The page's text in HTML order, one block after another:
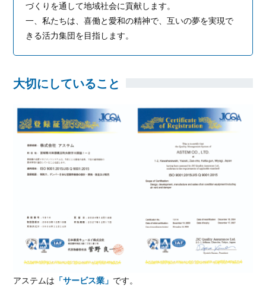
づくりを通して地域社会に貢献します。
一、私たちは、喜働と愛和の精神で、互いの夢を実現で
きる活力集団を目指します。
大切にしていること
アステムは 「サービス業」 です。